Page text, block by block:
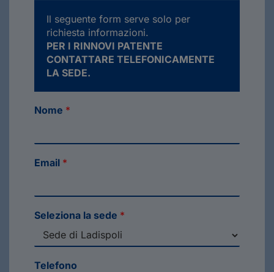
Il seguente form serve solo per
richiesta informazioni.
PER I RINNOVI PATENTE
CONTATTARE TELEFONICAMENTE
LA SEDE.
Nome *
Email *
Seleziona la sede *
Telefono